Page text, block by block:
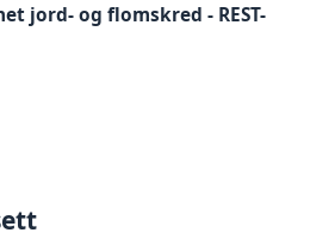
jord- og flomskred - REST-